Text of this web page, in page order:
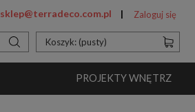
sklep@terradeco.com.pl Zaloguj się
Koszyk: (pusty)
PROJEKTY WNĘTRZ